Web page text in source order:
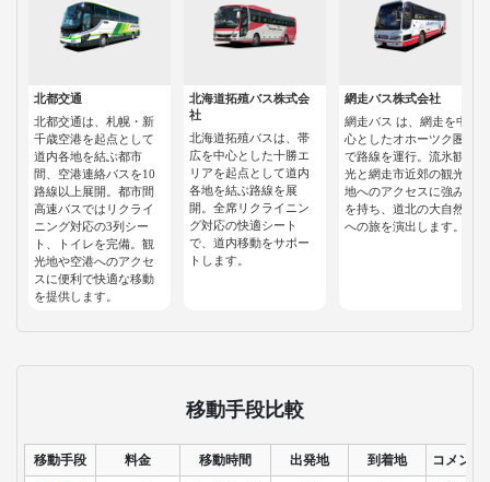
北都交通
北都交通は、札幌・新
千歳空港を起点として
道内各地を結ぶ都市
間、空港連絡バスを10
路線以上展開。都市間
高速バスではリクライ
ニング対応の3列シー
ト、トイレを完備。観
光地や空港へのアクセ
スに便利で快適な移動
を提供します。
北海道拓殖バス株式会
社
北海道拓殖バスは、帯
広を中心とした十勝エ
リアを起点として道内
各地を結ぶ路線を展
開。全席リクライニン
グ対応の快適シート
で、道内移動をサポー
トします。
網走バス株式会社
網走バス は、網走を中
心としたオホーツク圏
で路線を運行。流氷観
光と網走市近郊の観光
地へのアクセスに強み
を持ち、道北の大自然
への旅を演出します。
移動手段比較
移動手段 料金 移動時間 出発地 到着地 コメント